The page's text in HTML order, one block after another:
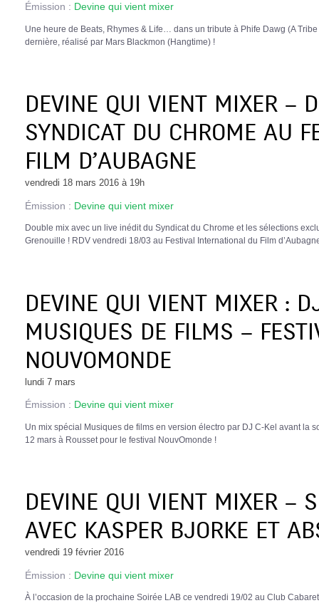
Émission : Devine qui vient mixer
Une heure de Beats, Rhymes & Life… dans un tribute à Phife Dawg (A
dernière, réalisé par Mars Blackmon (Hangtime) !
DEVINE QUI VIENT MIXER –
SYNDICAT DU CHROME AU
FILM D’AUBAGNE
vendredi 18 mars 2016 à 19h
Émission : Devine qui vient mixer
Double mix avec un live inédit du Syndicat du Chrome et les sélections
Grenouille ! RDV vendredi 18/03 au Festival International du Film
DEVINE QUI VIENT MIXER :
MUSIQUES DE FILMS –
NOUVOMONDE
lundi 7 mars
Émission : Devine qui vient mixer
Un mix spécial Musiques de films en version électro par DJ C-Kel avant la
12 mars à Rousset pour le festival NouvOmonde !
DEVINE QUI VIENT MIXER –
AVEC KASPER BJORKE ET
vendredi 19 février 2016
Émission : Devine qui vient mixer
À l’occasion de la prochaine Soirée LAB ce vendredi 19/02 au Club